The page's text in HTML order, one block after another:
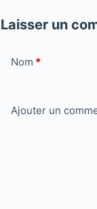
Laisser un
Nom *
Ajouter un